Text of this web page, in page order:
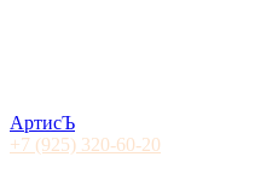
АртисЪ
+7 (925) 320-60-20